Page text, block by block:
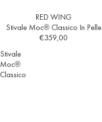
RED WING
Stivale Moc® Classico In Pelle
€359,00
Stivale
Moc®
Classico